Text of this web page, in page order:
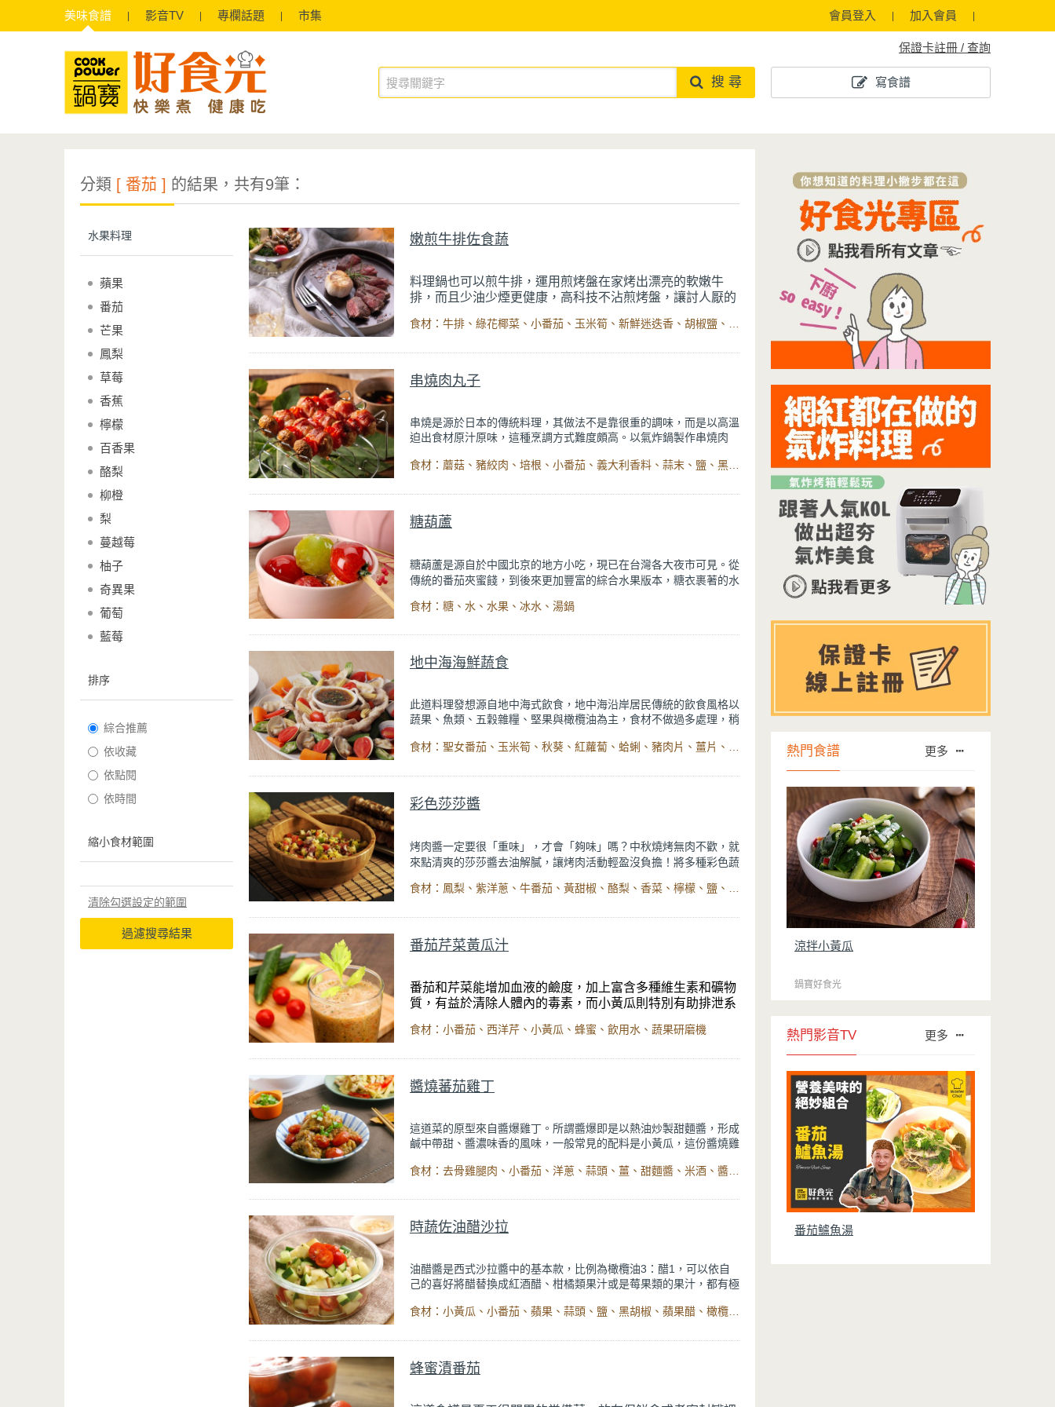
美味食譜 影音TV 專欄話題 市集 會員登入 加入會員
保證卡註冊 / 查詢
寫食譜
搜 尋
分類 [ 番茄 ] 的結果，共有9筆：
水果料理
蘋果
番茄
芒果
鳳梨
草莓
香蕉
檸檬
百香果
酪梨
柳橙
梨
蔓越莓
柚子
奇異果
葡萄
藍莓
排序
綜合推薦
依收藏
依點閱
依時間
縮小食材範圍
清除勾選設定的範圍
過濾搜尋結果
嫩煎牛排佐食蔬
料理鍋也可以煎牛排，運用煎烤盤在家烤出漂亮的軟嫩牛
排，而且少油少煙更健康，高科技不沾煎烤盤，讓討人厭的
人更有動力下廚，輕鬆在家享用料理，嫩煎牛排搭配新鮮食
串燒肉丸子
串燒是源於日本的傳統料理，其做法不是靠很重的調味，而是以高溫
迫出食材原汁原味，這種烹調方式難度頗高。以氣炸鍋製作串燒肉
360度均勻受熱，輕鬆達到「以高溫迫出食材原汁原味」的需求。
糖葫蘆
糖葫蘆是源自於中國北京的地方小吃，現已在台灣各大夜市可見。從
傳統的番茄夾蜜餞，到後來更加豐富的綜合水果版本，糖衣裹著的水
鍋可讓你的麻煩省去一半，只要用小火烹煮至糖融化並微微濃稠即
食材：糖、水、水果、冰水、湯鍋
地中海海鮮蔬食
此道料理發想源自地中海式飲食，地中海沿岸居民傳統的飲食風格以
蔬果、魚類、五穀雜糧、堅果與橄欖油為主，食材不做過多處理，稍
潮，此種飲食有利於長期減重，不易復胖。出自 【話題專欄】醫師 食材：聖女番茄、玉米筍、秋葵、紅蘿蔔、蛤蜊、豬肉片、薑片、鹽、米酒、洋蔥、薑片、蜂蜜、薄塩清醬油、橄欖油、九層塔、湯鍋
彩色莎莎醬
烤肉醬一定要很「重味」，才會「夠味」嗎？中秋燒烤無肉不歡，就
來點清爽的莎莎醬去油解膩，讓烤肉活動輕盈沒負擔！將多種彩色蔬
酸味，和烤好的肉類一同沾食，讓肉類變清爽了，好像又能多吃兩
番茄芹菜黃瓜汁
番茄和芹菜能增加血液的鹼度，加上富含多種維生素和礦物
質，有益於清除人體內的毒素，而小黃瓜則特別有助排泄系
各種營養成分並完整攝取膳食纖維。雖然番茄芹菜黃瓜汁的
食材：小番茄、西洋芹、小黃瓜、蜂蜜、飲用水、蔬果研磨機
醬燒蕃茄雞丁
這道菜的原型來自醬爆雞丁。所謂醬爆即是以熱油炒製甜麵醬，形成
鹹中帶甜、醬濃味香的風味，一般常見的配料是小黃瓜，這份醬燒雞
清爽、柔和。
時蔬佐油醋沙拉
油醋醬是西式沙拉醬中的基本款，比例為橄欖油3：醋1，可以依自
己的喜好將醋替換成紅酒醋、柑橘類果汁或是莓果類的果汁，都有極
氣也更足。
食材：小黃瓜、小番茄、蘋果、蒜頭、鹽、黑胡椒、蘋果醋、橄欖油、檸檬汁、保鮮盒
蜂蜜漬番茄
熱門食譜 更多
涼拌小黃瓜
鍋寶好食光
熱門影音TV 更多
番茄鱸魚湯